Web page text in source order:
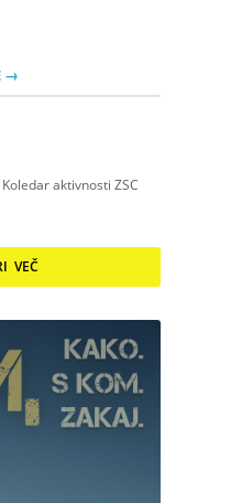
→
aktivnosti ZSC
VEČ